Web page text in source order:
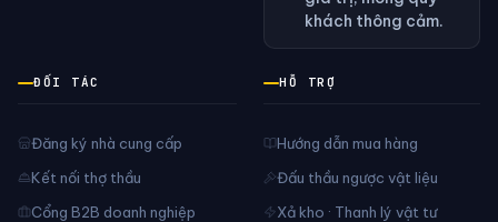
ĐỐI TÁC
Đăng ký nhà cung cấp
Kết nối thợ thầu
Cổng B2B doanh nghiệp
HỖ TRỢ
Hướng dẫn mua hàng
Đấu thầu ngược vật liệu
Xả kho · Thanh lý vật tư
khách thông cảm.